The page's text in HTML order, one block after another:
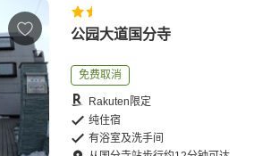
公园大道国分寺
免费取消
Rakuten限定
纯住宿
有浴室及洗手间